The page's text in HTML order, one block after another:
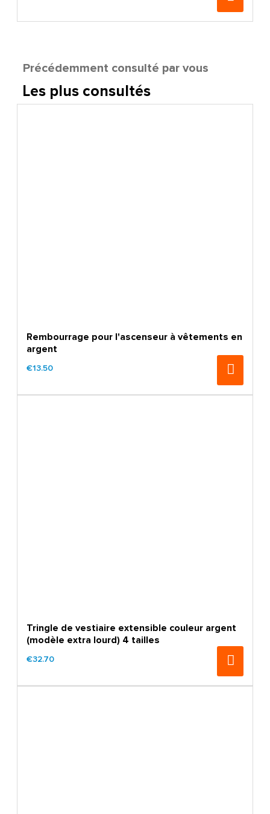
Précédemment consulté par vous
Les plus consultés
Rembourrage pour l'ascenseur à vêtements en
argent
€13.50
Tringle de vestiaire extensible couleur argent
(modèle extra lourd) 4 tailles
€32.70